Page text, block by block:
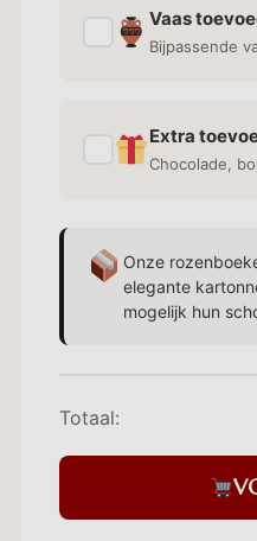
Vaas
Bijpassende
Extra
Chocolade,
Onze
elegante
mogelijk hun
Totaal: